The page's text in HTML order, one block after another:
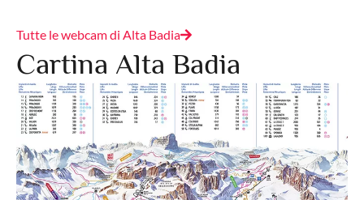
Tutte le webcam di Alta Badia
Cartina Alta Badia